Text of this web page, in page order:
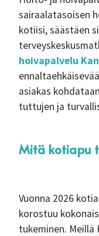
sairaalatasoisen
kotiisi, säästäen
hoivapalvelu
asiakas
tuttujen ja
Mitä kotiapu
Vuonna 2026
korostuu
tukeminen. Meillä